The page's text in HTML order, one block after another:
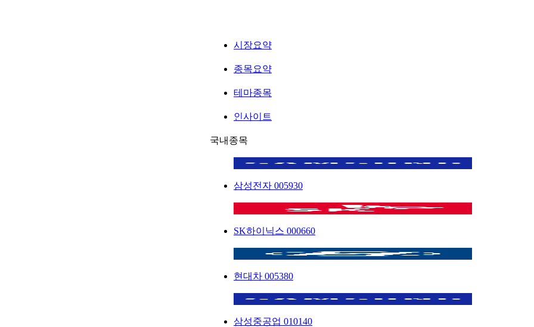
시장요약
종목요약
테마종목
인사이트
국내종목
삼성전자 005930
SK하이닉스 000660
현대차 005380
삼성중공업 010140